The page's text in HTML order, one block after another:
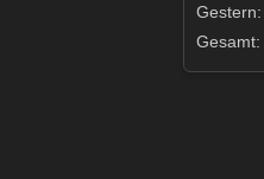
Gestern:
Gesamt: